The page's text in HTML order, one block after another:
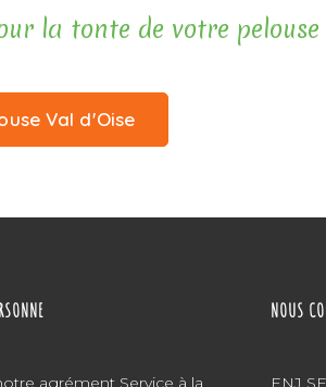
la tonte de votre pelouse
Val d'Oise
agrément Service à la
NOUS
ENJ